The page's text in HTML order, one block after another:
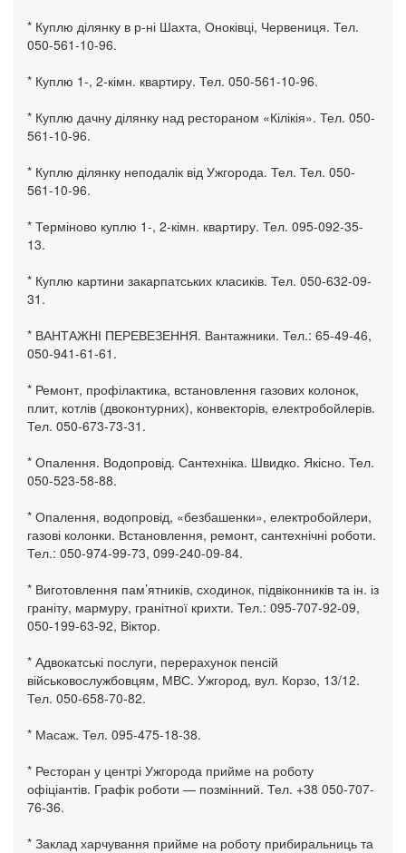
* Куплю ділянку в р-ні Шахта, Оноківці, Червениця. Тел.
050-561-10-96.
* Куплю 1-, 2-кімн. квартиру. Тел. 050-561-10-96.
* Куплю дачну ділянку над рестораном «Кілікія». Тел. 050-
561-10-96.
* Куплю ділянку неподалік від Ужгорода. Тел. Тел. 050-
561-10-96.
* Терміново куплю 1-, 2-кімн. квартиру. Тел. 095-092-35-
13.
* Куплю картини закарпатських класиків. Тел. 050-632-09-
31.
* ВАНТАЖНІ ПЕРЕВЕЗЕННЯ. Вантажники. Тел.: 65-49-46,
050-941-61-61.
* Ремонт, профілактика, встановлення газових колонок,
плит, котлів (двоконтурних), конвекторів, електробойлерів.
Тел. 050-673-73-31.
* Опалення. Водопровід. Сантехніка. Швидко. Якісно. Тел.
050-523-58-88.
* Опалення, водопровід, «безбашенки», електробойлери,
газові колонки. Встановлення, ремонт, сантехнічні роботи.
Тел.: 050-974-99-73, 099-240-09-84.
* Виготовлення пам’ятників, сходинок, підвіконників та ін. із
граніту, мармуру, гранітної крихти. Тел.: 095-707-92-09,
050-199-63-92, Віктор.
* Адвокатські послуги, перерахунок пенсій
військовослужбовцям, МВС. Ужгород, вул. Корзо, 13/12.
Тел. 050-658-70-82.
* Масаж. Тел. 095-475-18-38.
* Ресторан у центрі Ужгорода прийме на роботу
офіціантів. Графік роботи — позмінний. Тел. +38 050-707-
76-36.
* Заклад харчування прийме на роботу прибиральниць та